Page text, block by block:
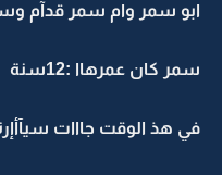
ابو سمر وام سمر قدآم
سمر كان عمرهاا :12سنة
في هذ الوقت جااات